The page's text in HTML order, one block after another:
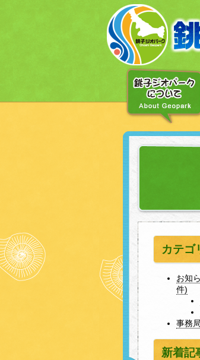
カテゴ
お知
件)
事務
新着記